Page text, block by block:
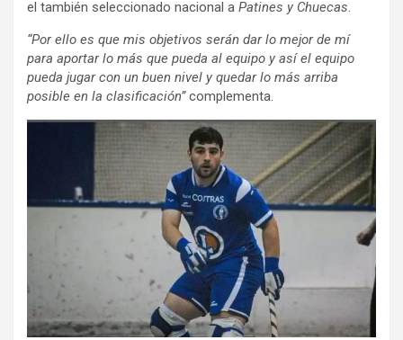
el también seleccionado nacional a Patines y Chuecas
“Por ello es que mis objetivos serán dar lo mejor de mí
para aportar lo más que pueda al equipo y así el equipo
pueda jugar con un buen nivel y quedar lo más arriba
posible en la clasificación”complementa.